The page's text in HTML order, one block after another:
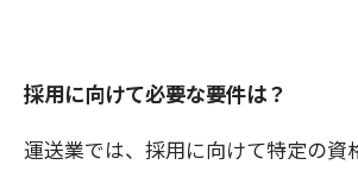
採用に向けて必要な要件は？
運送業では、採用に向けて特定の資